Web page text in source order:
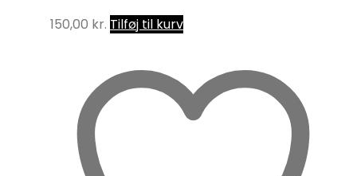
150,00 kr. Tilføj til kurv